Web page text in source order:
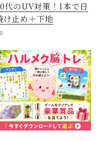
代のUV対策！1本で日
け止め＋下地